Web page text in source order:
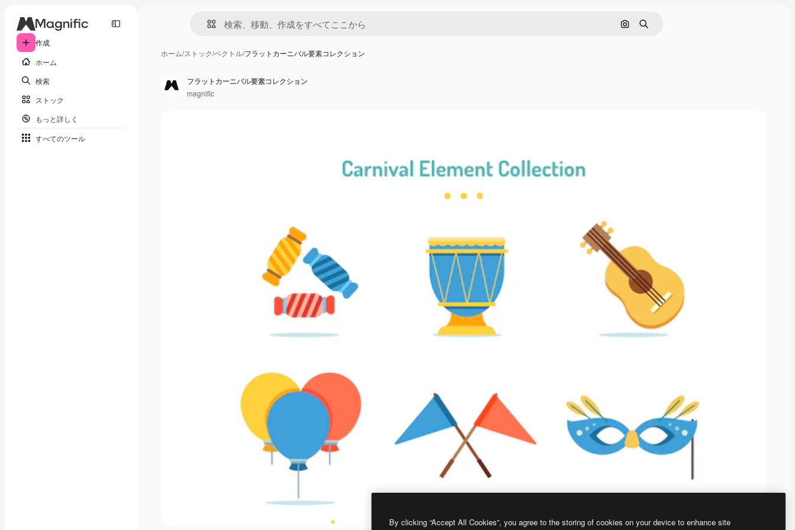
作成
ホーム
検索
ストック
もっと詳しく
すべてのツール
画像で検索
検索
ホーム/ストック/ベクトル/フラットカーニバル要素コレクション
フラットカーニバル要素コレクション
magnific
By clicking “Accept All Cookies”, you agree to the storing of cookies on your device to enhance site